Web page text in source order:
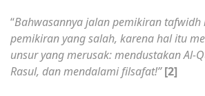
“Bahwasannya jalan pemikiran
pemikiran yang salah, karena hal itu
unsur yang merusak: mendustakan Al-
Rasul, dan mendalami filsafat!” [2]